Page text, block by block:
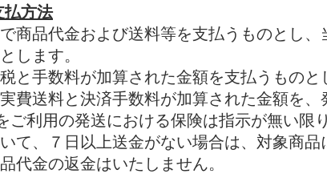
払方法
商品代金および送料等を支払うものとし、
します。
と手数料が加算された金額を支払うものと
費送料と決済手数料が加算された金額を、
ご利用の発送における保険は指示が無い限
て、７日以上送金がない場合は、対象商
代金の返金はいたしません。